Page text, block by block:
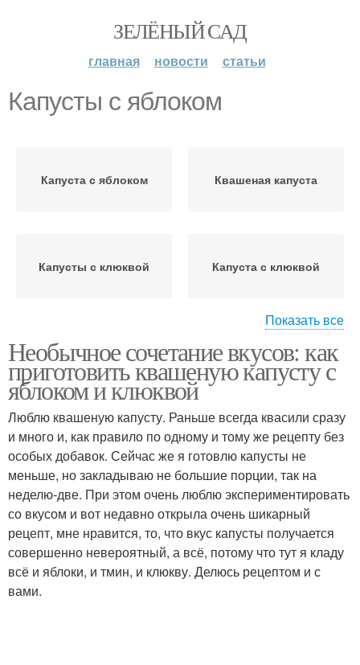
ЗЕЛЁНЫЙ САД
главная новости статьи
Капусты с яблоком
Капуста с яблоком Квашеная капуста
Капусты с клюквой Капуста с клюквой
Фрукты вместо яблок
Показать все
Необычное сочетание вкусов: как
приготовить квашеную капусту с
яблоком и клюквой
Люблю квашеную капусту. Раньше всегда квасили сразу
и много и, как правило по одному и тому же рецепту без
особых добавок. Сейчас же я готовлю капусты не
меньше, но закладываю не большие порции, так на
неделю-две. При этом очень люблю экспериментировать
со вкусом и вот недавно открыла очень шикарный
рецепт, мне нравится, то, что вкус капусты получается
совершенно невероятный, а всё, потому что тут я кладу
всё и яблоки, и тмин, и клюкву. Делюсь рецептом и с
вами.